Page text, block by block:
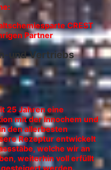
CREST
Partner
und Vertriebs
25 Jahren eine
mit der Innochem und
den allerbesten
Rezeptur entwickelt
welche wir an
weiterhin voll erfüllt
werden.